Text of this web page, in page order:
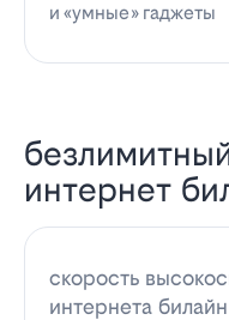
и «умные» гаджеты
интернет
скорость
интернета